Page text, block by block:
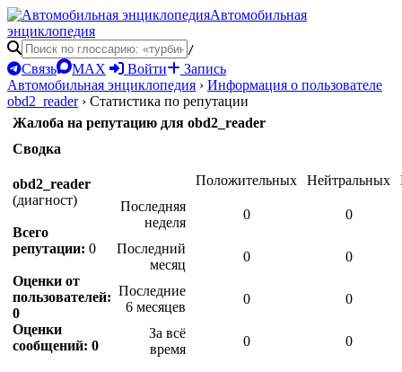
Автомобильная
энциклопедия
/
Связь MAX Войти
Запись
Автомобильная энциклопедия › Информация о пользователе
obd2_reader › Статистика по репутации
Жалоба на репутацию для obd2_reader
Сводка
obd2_reader
(диагност)
Всего
репутации: 0
Оценки от
пользователей:
0
Оценки
сообщений: 0
Положительных Нейтральных
Последняя
неделя
0 0
Последний
месяц
0 0
Последние
6 месяцев
0 0
За всё
время
0 0